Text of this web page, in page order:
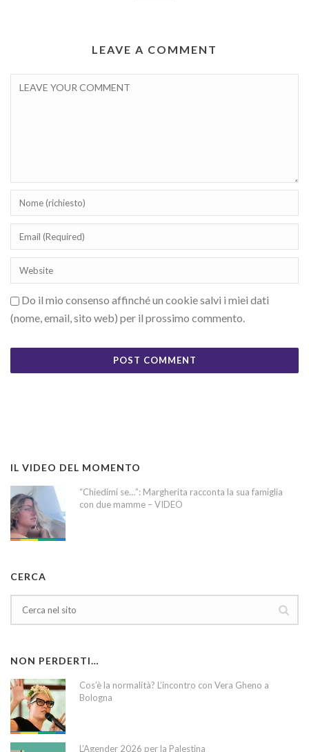
LEAVE A COMMENT
Do il mio consenso affinché un cookie salvi i miei dati
(nome, email, sito web) per il prossimo commento.
IL VIDEO DEL MOMENTO
“Chiedimi se…”: Margherita racconta la sua famiglia
con due mamme – VIDEO
CERCA
NON PERDERTI…
Cos’è la normalità? L’incontro con Vera Gheno a
Bologna
L’Agender 2026 per la Palestina